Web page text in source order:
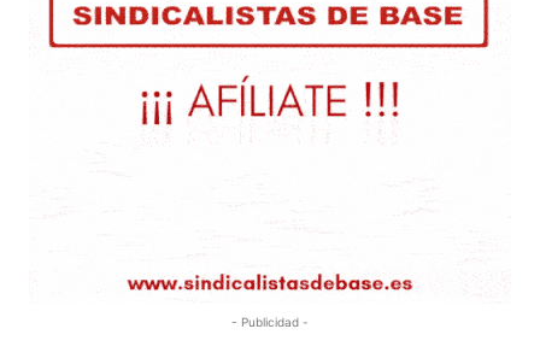
- Publicidad -